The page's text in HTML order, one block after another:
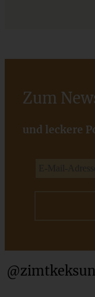
ZUM BEITRAG
Zum
und leckere